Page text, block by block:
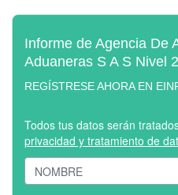
Informe de Agencia De
Aduaneras S A S Nivel 2
REGÍSTRESE AHORA EN
Todos tus datos serán
privacidad y tratamiento de